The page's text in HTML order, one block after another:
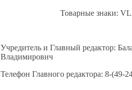
Товарные знаки:
Учредитель и Главный редактор:
Владимирович
Телефон Главного редактора: 8-(49-